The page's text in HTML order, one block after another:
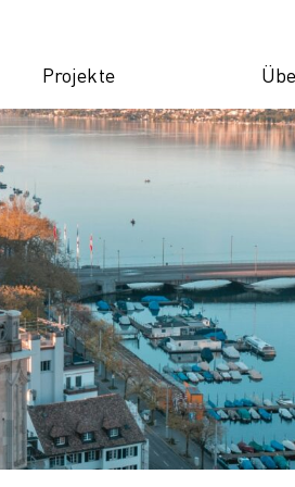
Projekte
Wirtschaft
Zukunft
Verteilnetz
SAT für KMU
Zukunft der
Infrastruktur
Digital
Innovation
Ecosystem